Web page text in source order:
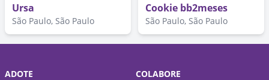
Ursa
São Paulo, São Paulo
Cookie bb2meses
São Paulo, São Paulo
ADOTE
COLABORE